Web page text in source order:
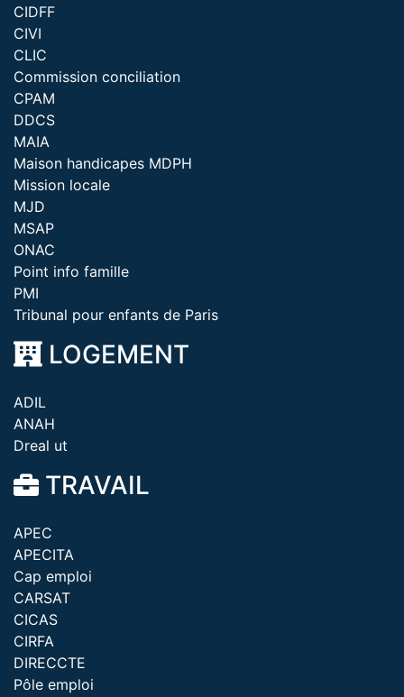
CIDFF
CIVI
CLIC
Commission conciliation
CPAM
DDCS
MAIA
Maison handicapes MDPH
Mission locale
MJD
MSAP
ONAC
Point info famille
PMI
Tribunal pour enfants de Paris
LOGEMENT
ADIL
ANAH
Dreal ut
TRAVAIL
APEC
APECITA
Cap emploi
CARSAT
CICAS
CIRFA
DIRECCTE
Pôle emploi